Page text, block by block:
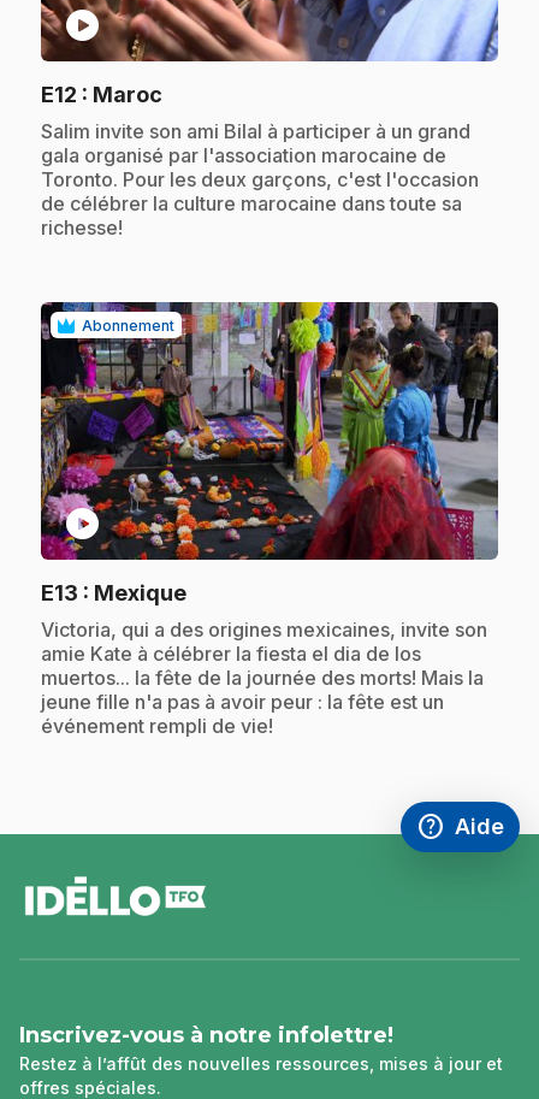
play_circle
E12 : Maroc
.Salim invite son ami Bilal à participer à un grand
gala organisé par l'association marocaine de
Toronto. Pour les deux garçons, c'est l'occasion
de célébrer la culture marocaine dans toute sa
richesse!
Abonnement
play_circle
E13 : Mexique.
.Victoria, qui a des origines mexicaines, invite son
amie Kate à célébrer la fiesta el dia de los
muertos... la fête de la journée des morts! Mais la
jeune fille n'a pas à avoir peur : la fête est un
événement rempli de vie!
help
Accéder à
Aide
,Ce lien
de
page
Inscrivez-vous à notre infolettre!
Restez à l’affût des nouvelles ressources, mises à jour et
offres spéciales.